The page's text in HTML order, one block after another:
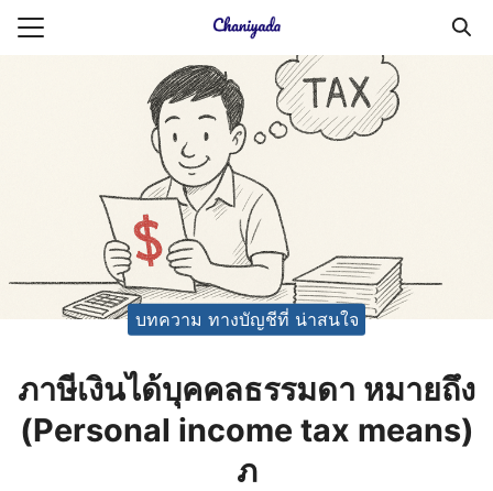
Skip
ญชี (Accounting service)
ญชี (Accounting
บทความ ทางบัญชีที่ น่าสนใจ
ภาษีเงินได้บุคคลธรรมดา หมายถึง
(Personal income tax means)
ภ